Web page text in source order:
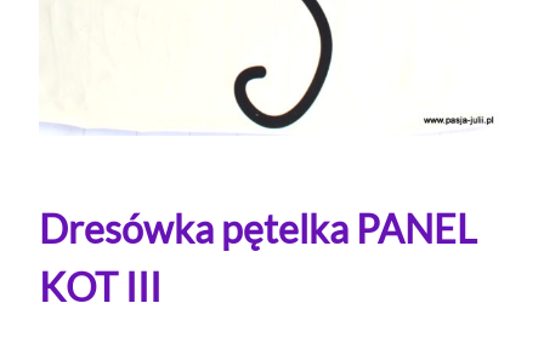
Dresówka pętelka PANEL
KOT III